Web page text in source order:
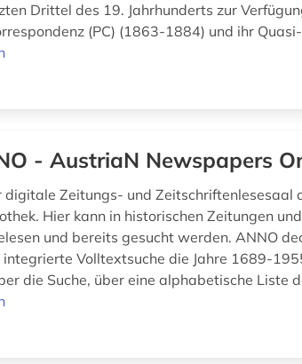
Drittel des 19. Jahrhunderts zur
(PC) (1863-1884) und ihr
- AustriaN Newspapers
digitale Zeitungs- und Zeitschriftenlesesaal
Hier kann in historischen Zeitungen
und bereits gesucht werden. ANNO
Volltextsuche die Jahre 1689-
die Suche, über eine alphabetische Liste